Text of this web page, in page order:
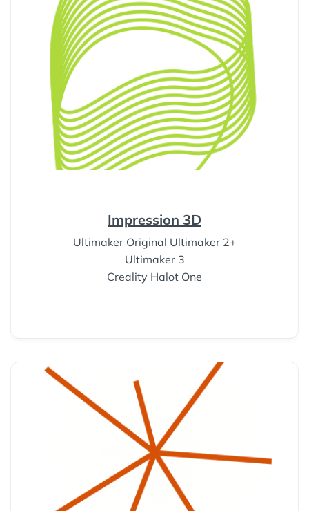
Impression 3D
Ultimaker Original Ultimaker 2+
Ultimaker 3
Creality Halot One